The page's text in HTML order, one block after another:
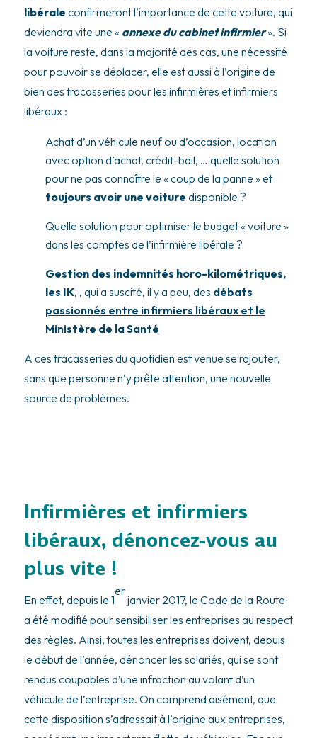
libérale confirmeront l’importance de cette voiture, qui
deviendra vite une « annexe du cabinet infirmier». Si
la voiture reste, dans la majorité des cas, une nécessité
pour pouvoir se déplacer, elle est aussi à l’origine de
bien des tracasseries pour les infirmières et infirmiers
libéraux :
Achat d’un véhicule neuf ou d’occasion, location
avec option d’achat, crédit-bail, … quelle solution
pour ne pas connaître le « coup de la panne » et
toujours avoir une voiture disponible ?
Quelle solution pour optimiser le budget « voiture »
dans les comptes de l’infirmière libérale ?
Gestion des indemnités horo-kilométriques,
les IK, , qui a suscité, il y a peu, des débats
passionnés entre infirmiers libéraux et le
Ministère de la Santé
A ces tracasseries du quotidien est venue se rajouter,
sans que personne n’y prête attention, une nouvelle
source de problèmes.
Infirmières et infirmiers
libéraux, dénoncez-vous au
plus vite !
En effet, depuis le 1
er
janvier 2017, le Code de la Route
a été modifié pour sensibiliser les entreprises au respect
des règles. Ainsi, toutes les entreprises doivent, depuis
le début de l’année, dénoncer les salariés, qui se sont
rendus coupables d’une infraction au volant d’un
véhicule de l’entreprise. On comprend aisément, que
cette disposition s’adressait à l’origine aux entreprises,